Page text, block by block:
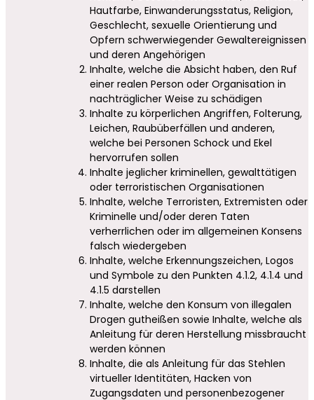
Hautfarbe, Einwanderungsstatus, Religion,
Geschlecht, sexuelle Orientierung und
Opfern schwerwiegender Gewaltereignissen
und deren Angehörigen
Inhalte, welche die Absicht haben, den Ruf
einer realen Person oder Organisation in
nachträglicher Weise zu schädigen
Inhalte zu körperlichen Angriffen, Folterung,
Leichen, Raubüberfällen und anderen,
welche bei Personen Schock und Ekel
hervorrufen sollen
Inhalte jeglicher kriminellen, gewalttätigen
oder terroristischen Organisationen
Inhalte, welche Terroristen, Extremisten oder
Kriminelle und/oder deren Taten
verherrlichen oder im allgemeinen Konsens
falsch wiedergeben
Inhalte, welche Erkennungszeichen, Logos
und Symbole zu den Punkten 4.1.2, 4.1.4 und
4.1.5 darstellen
Inhalte, welche den Konsum von illegalen
Drogen gutheißen sowie Inhalte, welche als
Anleitung für deren Herstellung missbraucht
werden können
Inhalte, die als Anleitung für das Stehlen
virtueller Identitäten, Hacken von
Zugangsdaten und personenbezogener